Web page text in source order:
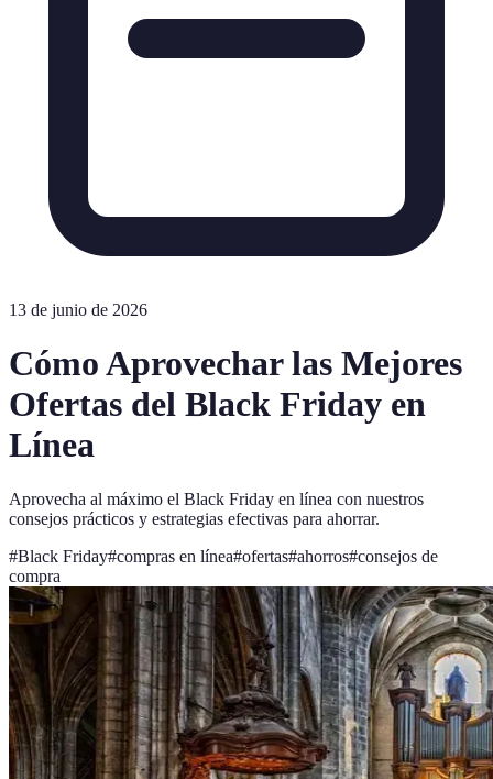
13 de junio de 2026
Cómo Aprovechar las Mejores
Ofertas del Black Friday en
Línea
Aprovecha al máximo el Black Friday en línea con nuestros
consejos prácticos y estrategias efectivas para ahorrar.
#Black Friday#compras en línea#ofertas#ahorros#consejos de
compra